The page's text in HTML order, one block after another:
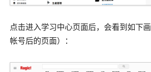
点击进入学习中心页面后，会看到如下
帐号后的页面）：